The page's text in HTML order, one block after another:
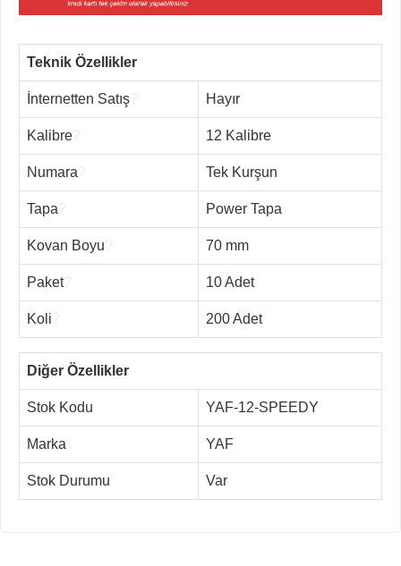
Teknik Özellikler
İnternetten Satış Hayır
Kalibre 12 Kalibre
Numara Tek Kurşun
Tapa Power Tapa
Kovan Boyu 70 mm
Paket? 10 Adet
Koli 200 Adet
Diğer Özellikler
Stok Kodu YAF-12-SPEEDY
Marka YAF
Stok Durumu Var